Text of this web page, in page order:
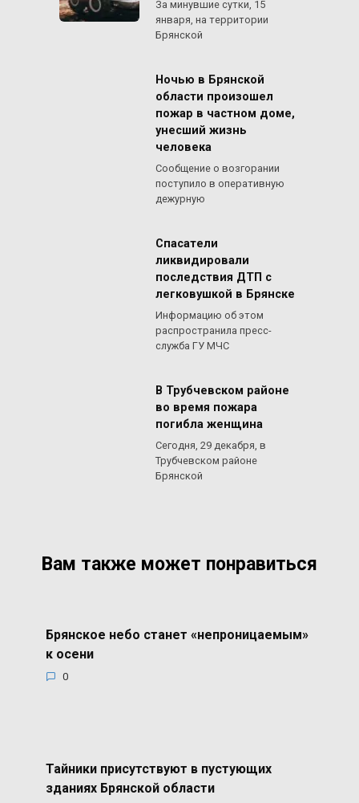
За минувшие сутки, 15
января, на территории
Брянской
Ночью в Брянской
области произошел
пожар в частном доме,
унесший жизнь
человека
Сообщение о возгорании
поступило в оперативную
дежурную
Спасатели
ликвидировали
последствия ДТП с
легковушкой в Брянске
Информацию об этом
распространила пресс-
служба ГУ МЧС
В Трубчевском районе
во время пожара
погибла женщина
Сегодня, 29 декабря, в
Трубчевском районе
Брянской
Вам также может понравиться
Брянское небо станет «непроницаемым»
к осени
0
Тайники присутствуют в пустующих
зданиях Брянской области